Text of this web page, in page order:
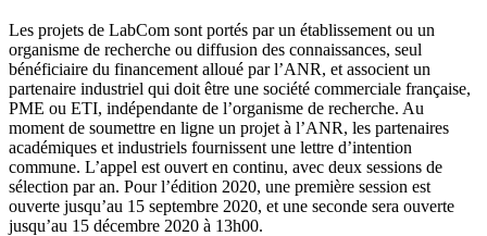
Les projets de LabCom sont portés par un établissement ou un
organisme de recherche ou diffusion des connaissances, seul
bénéficiaire du financement alloué par l’ANR, et associent un
partenaire industriel qui doit être une société commerciale française,
PME ou ETI, indépendante de l’organisme de recherche. Au
moment de soumettre en ligne un projet à l’ANR, les partenaires
académiques et industriels fournissent une lettre d’intention
commune. L’appel est ouvert en continu, avec deux sessions de
sélection par an. Pour l’édition 2020, une première session est
ouverte jusqu’au 15 septembre 2020, et une seconde sera ouverte
jusqu’au 15 décembre 2020 à 13h00.